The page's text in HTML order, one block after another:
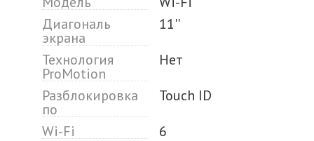
Диагональ
экрана
11''
Технология
ProMotion
Нет
Разблокировка
по
Touch ID
Wi-Fi
6